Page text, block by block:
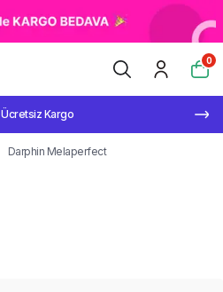
0
Ücretsiz Kargo
Darphin Melaperfect